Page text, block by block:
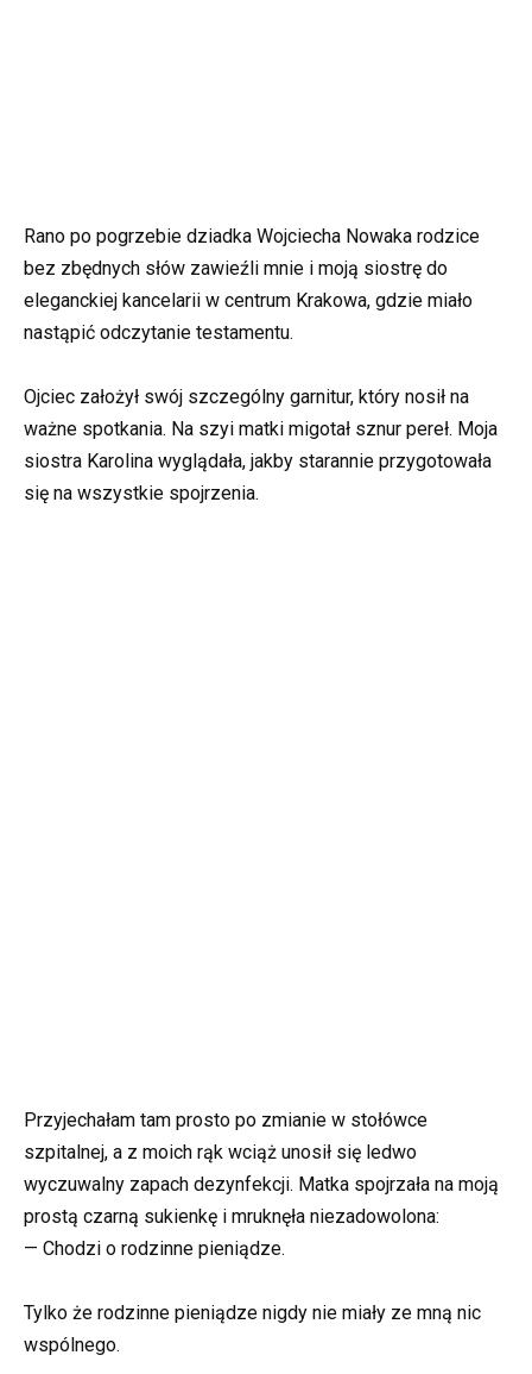
Rano po pogrzebie dziadka Wojciecha Nowaka rodzice
bez zbędnych słów zawieźli mnie i moją siostrę do
eleganckiej kancelarii w centrum Krakowa, gdzie miało
nastąpić odczytanie testamentu.
Ojciec założył swój szczególny garnitur, który nosił na
ważne spotkania. Na szyi matki migotał sznur pereł. Moja
siostra Karolina wyglądała, jakby starannie przygotowała
się na wszystkie spojrzenia.
Przyjechałam tam prosto po zmianie w stołówce
szpitalnej, a z moich rąk wciąż unosił się ledwo
wyczuwalny zapach dezynfekcji. Matka spojrzała na moją
prostą czarną sukienkę i mruknęła niezadowolona:
— Chodzi o rodzinne pieniądze.
Tylko że rodzinne pieniądze nigdy nie miały ze mną nic
wspólnego.